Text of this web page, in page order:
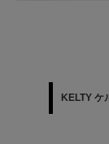
KELTY ケ